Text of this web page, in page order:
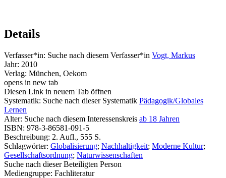
Details
Verfasser*in: Suche nach diesem Verfasser*in Vogt, Markus
Jahr: 2010
Verlag: München, Oekom
opens in new tab
Diesen Link in neuem Tab öffnen
Systematik: Suche nach dieser Systematik Pädagogik/Globales
Lernen
Alter: Suche nach diesem Interessenskreis ab 18 Jahren
ISBN: 978-3-86581-091-5
Beschreibung: 2. Aufl., 555 S.
Schlagwörter: Globalisierung; Nachhaltigkeit; Moderne Kultur;
Gesellschaftsordnung; Naturwissenschaften
Suche nach dieser Beteiligten Person
Mediengruppe: Fachliteratur